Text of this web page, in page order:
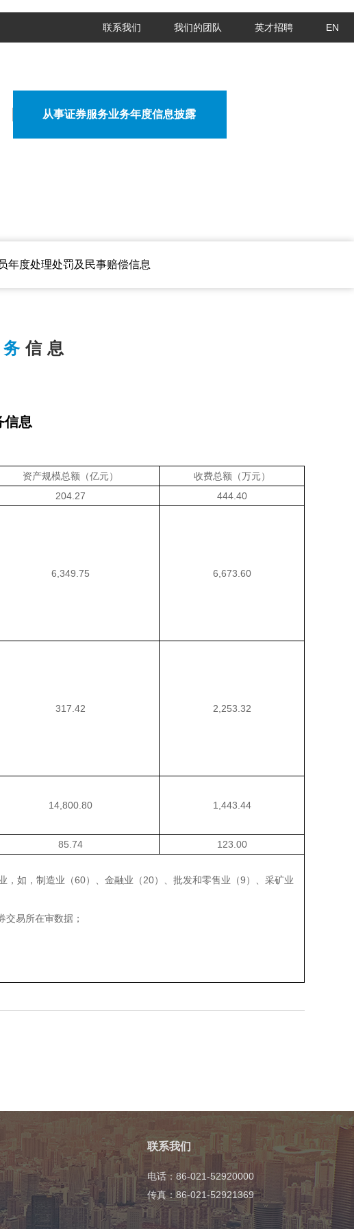
联系我们 我们的团队 英才招聘 EN
从事证券服务业务年度信息披露
年度处理处罚及民事赔偿信息
信息
信息
资产规模总额（亿元）
收费总额（万元）
204.27 444.40
6,349.75 6,673.60
317.42 2,253.32
14,800.80 1,443.44
85.74 123.00
如，制造业（60）、金融业（20）、批发和零售业（9）、采矿业
易所在审数据；
联系我们
电话：86-021-52920000
传真：86-021-52921369